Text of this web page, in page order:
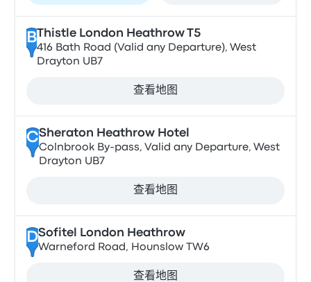
B Thistle London Heathrow T5
416 Bath Road (Valid any Departure), West
Drayton UB7
查看地图
CSheraton Heathrow Hotel
Colnbrook By-pass, Valid any Departure, West
Drayton UB7
查看地图
DSofitel London Heathrow
Warneford Road, Hounslow TW6
查看地图